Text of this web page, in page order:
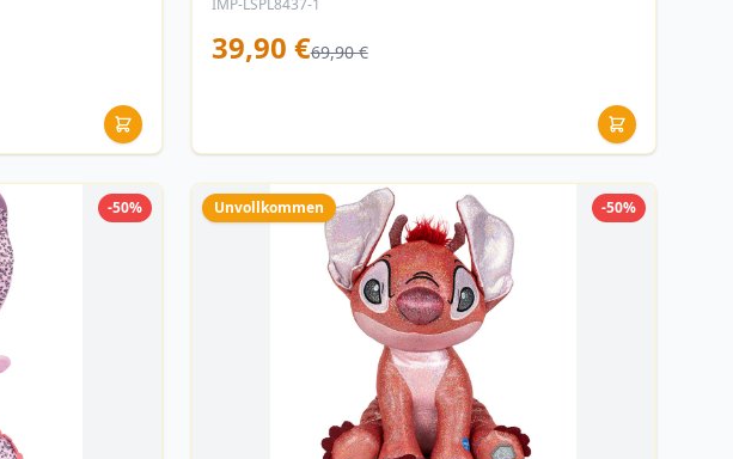
IMP-LSPL8437-1
39,90 €69,90 €
-50% Unvollkommen -50%